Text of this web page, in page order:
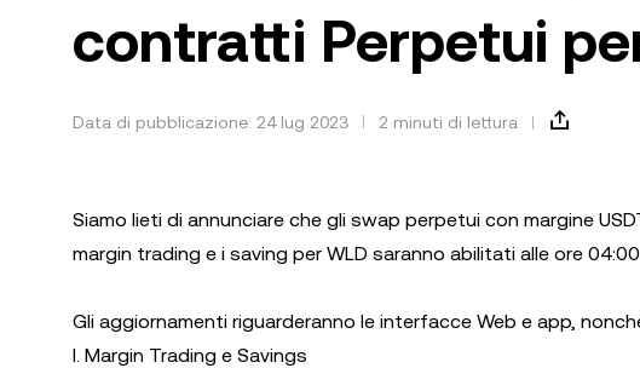
contratti Perpetui
Data di pubblicazione: 24 lug 2023 2 minuti di lettura
Siamo lieti di annunciare che gli swap perpetui con margine
margin trading e i saving per WLD saranno abilitati alle ore
Gli aggiornamenti riguarderanno le interfacce Web e app,
I. Margin Trading e Savings